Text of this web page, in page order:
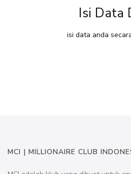
Isi Data
isi data anda
MCI | MILLIONAIRE CLUB